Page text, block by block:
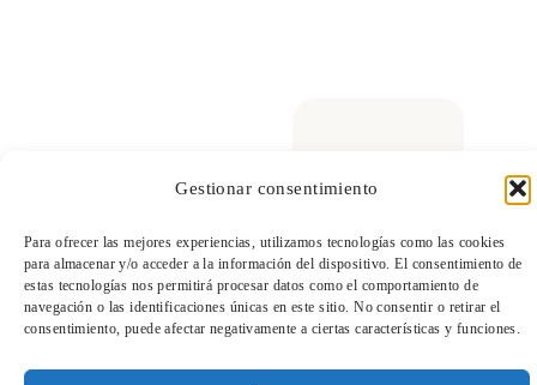
Gestionar consentimiento
Para ofrecer las mejores experiencias, utilizamos tecnologías como las cookies
para almacenar y/o acceder a la información del dispositivo. El consentimiento de
estas tecnologías nos permitirá procesar datos como el comportamiento de
navegación o las identificaciones únicas en este sitio. No consentir o retirar el
consentimiento, puede afectar negativamente a ciertas características y funciones.